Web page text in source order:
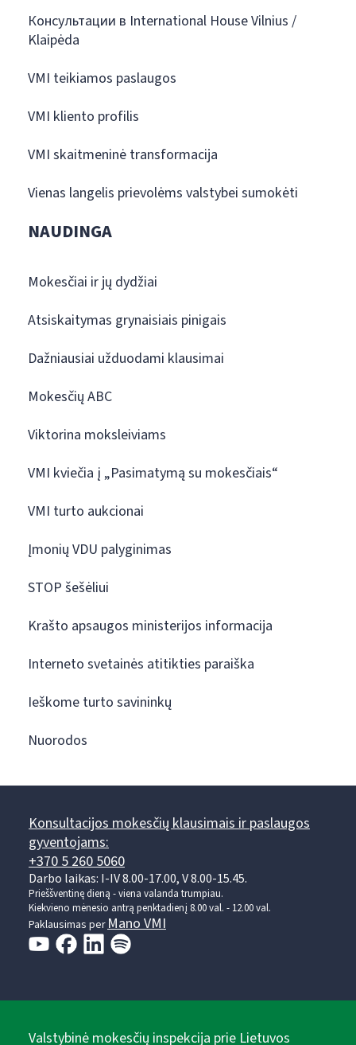
Консультации в International House Vilnius /
Klaipėda
VMI teikiamos paslaugos
VMI kliento profilis
VMI skaitmeninė transformacija
Vienas langelis prievolėms valstybei sumokėti
NAUDINGA
Mokesčiai ir jų dydžiai
Atsiskaitymas grynaisiais pinigais
Dažniausiai užduodami klausimai
Mokesčių ABC
Viktorina moksleiviams
VMI kviečia į „Pasimatymą su mokesčiais“
VMI turto aukcionai
Įmonių VDU palyginimas
STOP šešėliui
Krašto apsaugos ministerijos informacija
Interneto svetainės atitikties paraiška
Ieškome turto savininkų
Nuorodos
Konsultacijos mokesčių klausimais ir paslaugos
gyventojams:
+370 5 260 5060
Darbo laikas: I-IV 8.00-17.00, V 8.00-15.45.
Prieššventinę dieną - viena valanda trumpiau.
Kiekvieno mėnesio antrą penktadienį 8.00 val. - 12.00 val.
Paklausimas perMano VMI
Valstybinė mokesčių inspekcija prie Lietuvos